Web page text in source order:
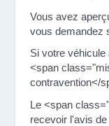
Vous avez
vous demandez
Si votre
<span
contravention</
Le <span
recevoir l'avis